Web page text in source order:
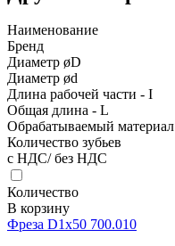
Наименование
Бренд
Диаметр øD
Диаметр ød
Длина рабочей части - I
Общая длина - L
Обрабатываемый материал
Количество зубьев
с НДС/ без НДС
Количество
В корзину
Фреза D1x50 700.010